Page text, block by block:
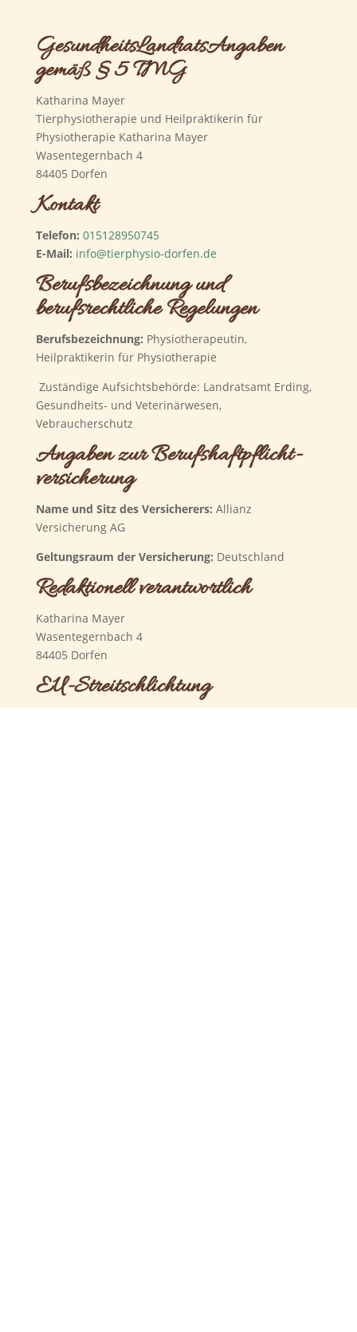
GesundheitsLandratsAngaben
gemäß § 5 TMG
Katharina Mayer
Tierphysiotherapie und Heilpraktikerin für
Physiotherapie Katharina Mayer
Wasentegernbach 4
84405 Dorfen
Kontakt
Telefon: 015128950745
E-Mail: info@tierphysio-dorfen.de
Berufsbezeichnung und
berufsrechtliche Regelungen
Berufsbezeichnung: Physiotherapeutin,
Heilpraktikerin für Physiotherapie
Zuständige Aufsichtsbehörde: Landratsamt Erding,
Gesundheits- und Veterinärwesen,
Vebraucherschutz
Angaben zur Berufs­haftpflicht­
versicherung
Name und Sitz des Versicherers: Allianz
Versicherung AG
Geltungsraum der Versicherung: Deutschland
Redaktionell verantwortlich
Katharina Mayer
Wasentegernbach 4
84405 Dorfen
EU-Streitschlichtung